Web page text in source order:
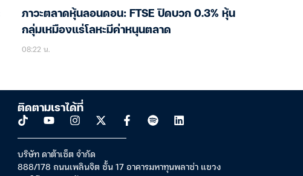
ภาวะตลาดหุ้นลอนดอน: FTSE ปิดบวก 0.3% หุ้น
กลุ่มเหมืองแร่โลหะมีค่าหนุนตลาด
08:22 น.
ติดตามเราได้ที่
บริษัท ดาต้าเซ็ต จำกัด
888/178 ถนนเพลินจิต ชั้น 17 อาคารมหาทุนพลาซ่า แขวง